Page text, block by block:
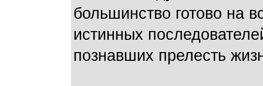
большинство готово на
истинных
познавших прелесть